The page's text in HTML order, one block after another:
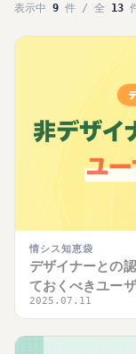
表示中 9 件 / 全 13
情シス知恵袋
デザイナーとの
ておくべきユー
2025.07.11